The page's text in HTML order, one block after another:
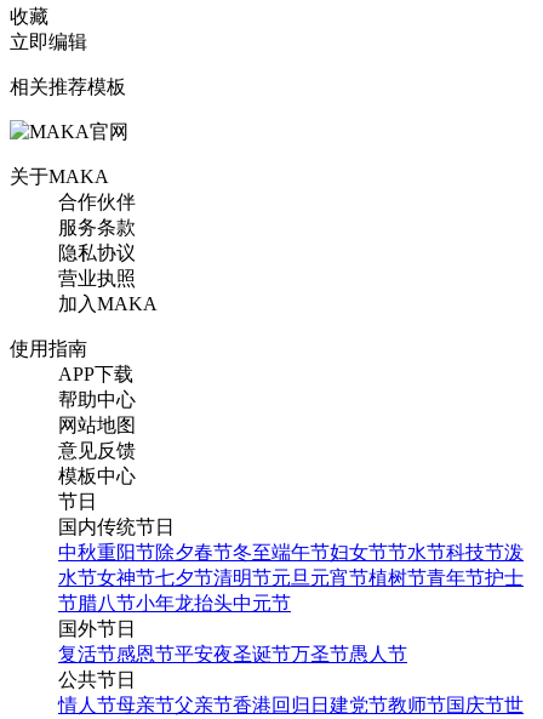
收藏
立即编辑
相关推荐模板
关于MAKA
合作伙伴
服务条款
隐私协议
营业执照
加入MAKA
使用指南
APP下载
帮助中心
网站地图
意见反馈
模板中心
节日
国内传统节日
中秋重阳节除夕春节冬至端午节妇女节节水节科技节泼
水节女神节七夕节清明节元旦 元宵节植树节青年节护士
节腊八节小年龙抬头中元节
国外节日
复活节感恩节平安夜圣诞节万圣节愚人节
公共节日
情人节母亲节父亲节香港回归日 建党节教师节国庆节世